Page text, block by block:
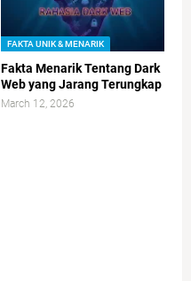
FAKTA UNIK & MENARIK
Fakta Menarik Tentang Dark
Web yang Jarang Terungkap
March 12, 2026